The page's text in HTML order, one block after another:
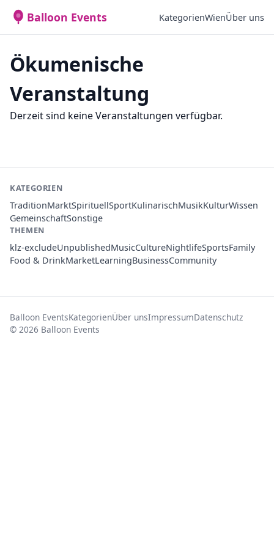
Balloon Events KategorienWienÜber uns
Ökumenische
Veranstaltung
Derzeit sind keine Veranstaltungen verfügbar.
KATEGORIEN
TraditionMarktSpirituellSportKulinarischMusikKulturWissen
GemeinschaftSonstige
THEMEN
klz-excludeUnpublishedMusicCultureNightlifeSportsFamily
Food & DrinkMarketLearningBusinessCommunity
Balloon EventsKategorienÜber unsImpressumDatenschutz
© 2026 Balloon Events